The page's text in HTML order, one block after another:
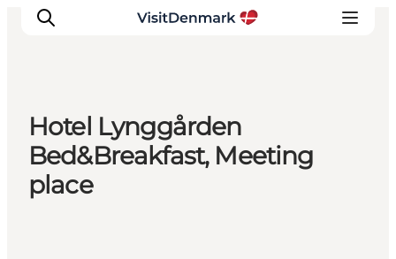
Inspiratie
Bestemmingen
Wat te doen
Hotel Lynggården
Bed&Breakfast, Meeting
place